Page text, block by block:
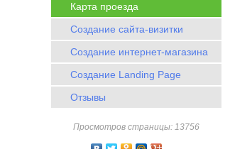
Карта проезда
Создание сайта-визитки
Создание интернет-магазина
Создание Landing Page
Отзывы
Просмотров страницы: 13756